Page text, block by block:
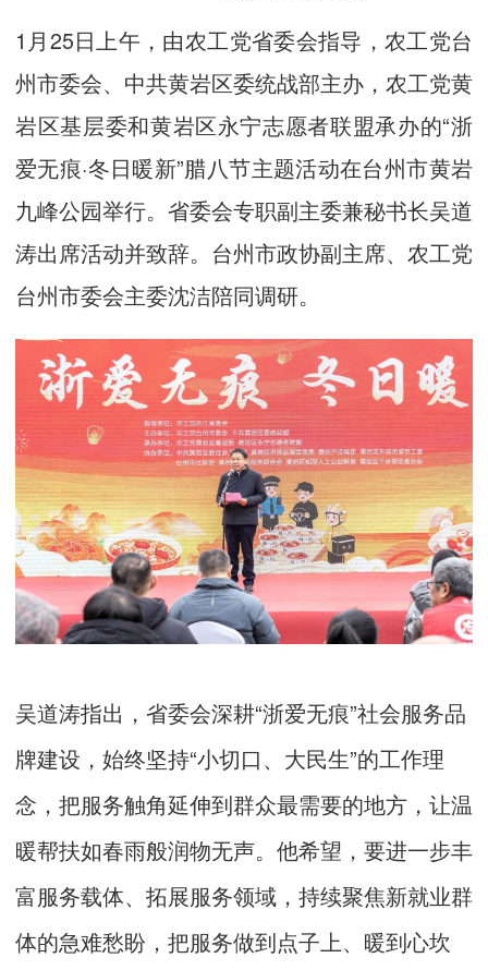
1月25日上午，由农工党省委会指导，农工党台
州市委会、中共黄岩区委统战部主办，农工党黄
岩区基层委和黄岩区永宁志愿者联盟承办的“浙
爱无痕·冬日暖新”腊八节主题活动在台州市黄岩
九峰公园举行。省委会专职副主委兼秘书长吴道
涛出席活动并致辞。台州市政协副主席、农工党
台州市委会主委沈洁陪同调研。
吴道涛指出，省委会深耕“浙爱无痕”社会服务品
牌建设，始终坚持“小切口、大民生”的工作理
念，把服务触角延伸到群众最需要的地方，让温
暖帮扶如春雨般润物无声。他希望，要进一步丰
富服务载体、拓展服务领域，持续聚焦新就业群
体的急难愁盼，把服务做到点子上、暖到心坎